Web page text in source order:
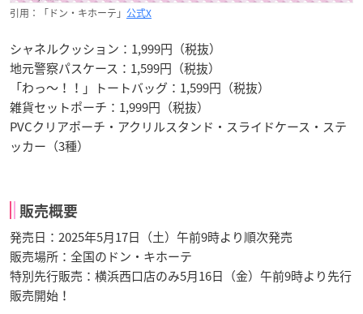
引用：「ドン・キホーテ」 公式X
シャネルクッション：1,999円（税抜）
地元警察パスケース：1,599円（税抜）
「わっ〜！！」トートバッグ：1,599円（税抜）
雑貨セットポーチ：1,999円（税抜）
PVCクリアポーチ・アクリルスタンド・スライドケース・ステ
ッカー（3種）
販売概要
発売日：2025年5月17日（土）午前9時より順次発売
販売場所：全国のドン・キホーテ
特別先行販売：横浜西口店のみ5月16日（金）午前9時より先行
販売開始！